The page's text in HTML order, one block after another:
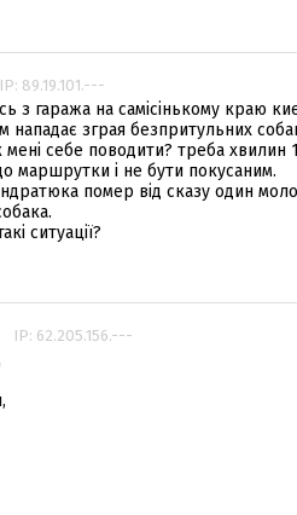
IP: 89.19.101.---
з гаража на самісінькому краю
нападає зграя безпритульних
мені себе поводити? треба хвилин
маршрутки і не бути покусаним.
помер від сказу один
ситуації?
IP: 62.205.156.---